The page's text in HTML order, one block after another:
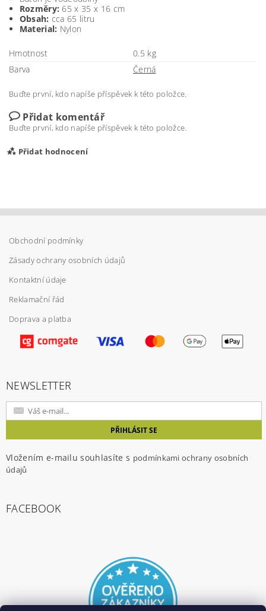
Rozměry: 65 x 35 x 16 cm
Obsah: cca 65 litru
Material: Nylon
Hmotnost
0.5 kg
Barva
Černá
Buďte první, kdo napíše příspěvek k této položce.
Přidat komentář
Buďte první, kdo napíše příspěvek k této položce.
Přidat hodnocení
Vložením hodnocení souhlasíte spodmínkami
ochrany osobních údajů
Obchodní podmínky
Zásady ochrany osobních údajů
Kontaktní údaje
Reklamační řád
Doprava a platba
NEWSLETTER
Vložením e-mailu souhlasíte s podmínkami ochrany osobních
údajů
FACEBOOK